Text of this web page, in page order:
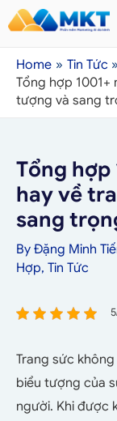
Home Tin Tức
Tổng hợp 1001+
tượng và sang
Tổng hợp
hay về
sang
By Đặng Minh
Hợp, Tin Tức
Trang sức
biểu tượng của
người. Khi được